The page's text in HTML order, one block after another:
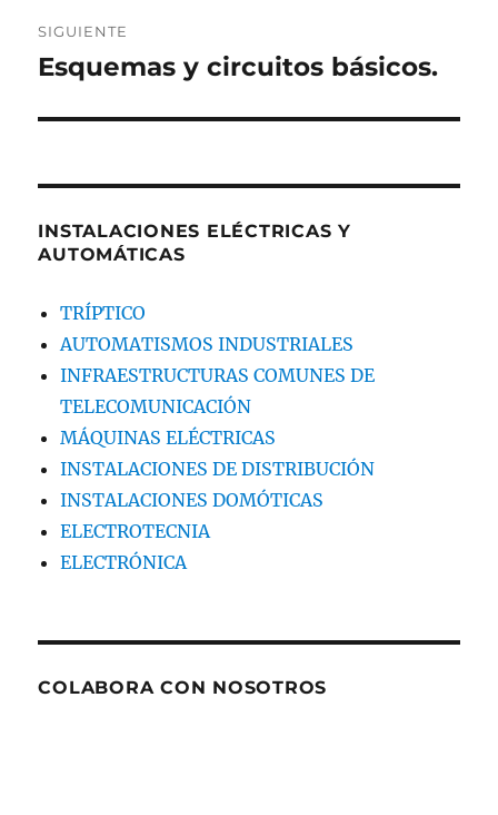
SIGUIENTE
Entrada
Esquemas y circuitos básicos.
INSTALACIONES ELÉCTRICAS Y
AUTOMÁTICAS
TRÍPTICO
AUTOMATISMOS INDUSTRIALES
INFRAESTRUCTURAS COMUNES DE
TELECOMUNICACIÓN
MÁQUINAS ELÉCTRICAS
INSTALACIONES DE DISTRIBUCIÓN
INSTALACIONES DOMÓTICAS
ELECTROTECNIA
ELECTRÓNICA
COLABORA CON NOSOTROS